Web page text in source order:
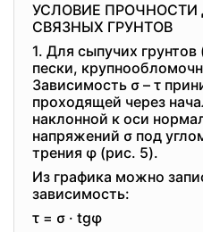
УСЛОВИЕ
СВЯЗНЫХ ГРУНТОВ
1. Для сыпучих
пески,
Зависимость σ – τ
проходящей через
наклонной к оси
напряжений σ под
трения φ (рис. 5).
Из графика можно
зависимость:
τ = σ · tgφ